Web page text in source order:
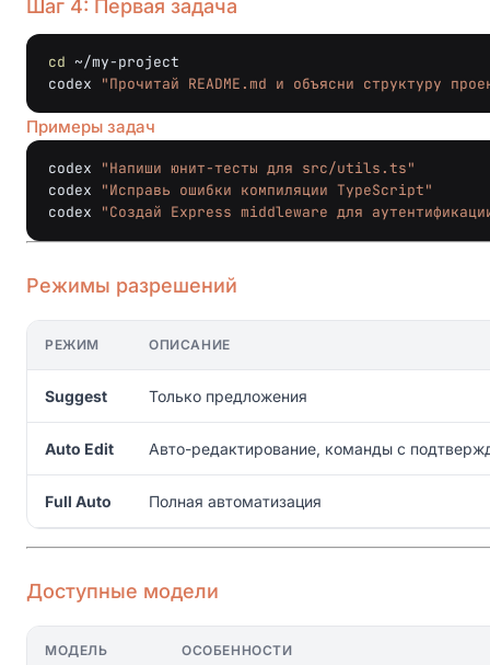
Шаг 4: Первая задача
cd ~/my-project
codex
"Прочитай README.md и объясни структуру
Примеры задач
codex
"Напиши юнит-тесты для src/utils.ts"
codex
"Исправь ошибки компиляции TypeScript"
codex
"Создай Express middleware для
Режимы разрешений
РЕЖИМ ОПИСАНИЕ
Suggest Только предложения
Auto Edit Авто-редактирование, команды с
Full Auto Полная автоматизация
Доступные модели
МОДЕЛЬ ОСОБЕННОСТИ